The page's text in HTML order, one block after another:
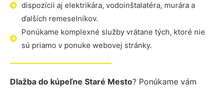
dispozícii aj elektrikára, vodoinštalatéra, murára a
ďalších remeselníkov.
Ponúkame komplexné služby vrátane tých, ktoré nie
sú priamo v ponuke webovej stránky.
Dlažba do kúpeľne Staré Mesto? Ponúkame vám